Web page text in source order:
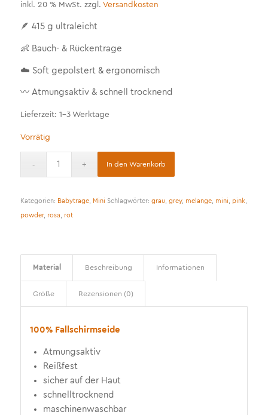
inkl. 20 % MwSt. zzgl. Versandkosten
🪶 415 g ultraleicht
👶 Bauch- & Rückentrage
☁️ Soft gepolstert & ergonomisch
〰️ Atmungsaktiv & schnell trocknend
Lieferzeit: 1-3 Werktage
Vorrätig
In den Warenkorb
Kategorien: Babytrage, Mini Schlagwörter: grau, grey, melange, mini pink
powder, rosa rot
Material Beschreibung Informationen
Größe Rezensionen (0)
100% Fallschirmseide
Atmungsaktiv
Reißfest
sicher auf der Haut
schnelltrocknend
maschinenwaschbar